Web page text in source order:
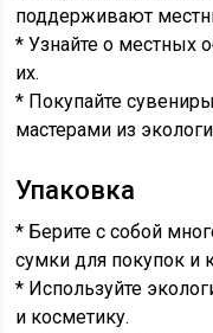
поддерживают
* Узнайте о местных
их.
* Покупайте
мастерами из
Упаковка
* Берите с собой
сумки для покупок и
* Используйте
и косметику.